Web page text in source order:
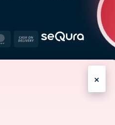
MasterCard
Cash
×